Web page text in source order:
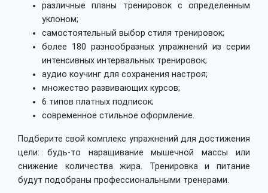
различные планы тренировок с определенным
уклоном;
самостоятельный выбор стиля тренировок;
более 180 разнообразных упражнений из серии
интенсивных интервальных тренировок;
аудио коучинг для сохранения настроя;
множество развивающих курсов;
6 типов платных подписок;
современное стильное оформление.
Подберите свой комплекс упражнений для достижения
цели: будь-то наращивание мышечной массы или
снижение количества жира. Тренировка и питание
будут подобраны профессиональными тренерами.